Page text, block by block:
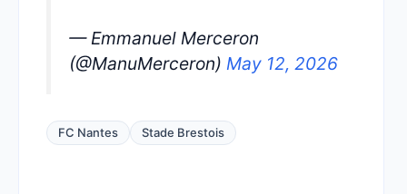
— Emmanuel Merceron
(@ManuMerceron) May 12, 2026
FC Nantes Stade Brestois